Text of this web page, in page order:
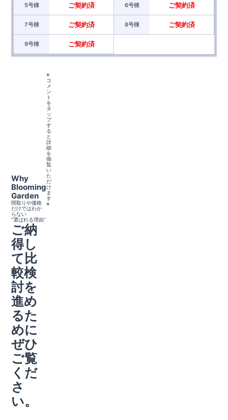
5号棟 ご契約済 6号棟 ご契約済
7号棟 ご契約済 8号棟 ご契約済
9号棟 ご契約済
Why
Blooming
Garden
間取りや価格
だけではわか
らない
“選ばれる理由”
ご納
得し
て比
較検
討を
進め
るた
めに
ぜひ
ご覧
くだ
さ
い。
※
コ
メ
ン
ト
を
タ
ッ
プ
す
る
と
詳
細
を
御
覧
い
た
だ
け
ま
す
※